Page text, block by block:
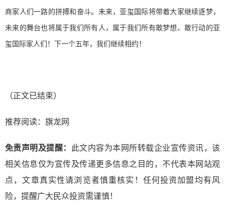
商家人们一路的拼搏和奋斗。未来，亚玺国际将带着大家继续逐梦，
未来的舞台也将属于我们所有人，属于我们所有敢梦想、敢行动的亚
玺国际家人们！下一个五年，我们继续相约！
（正文已结束）
推荐阅读： 旗龙网
免责声明及提醒：
此文内容为本网所转载企业宣传资讯，该
相关信息仅为宣传及传递更多信息之目的，不代表本网站观
点，文章真实性请浏览者慎重核实！任何投资加盟均有风
险，提醒广大民众投资需谨慎！